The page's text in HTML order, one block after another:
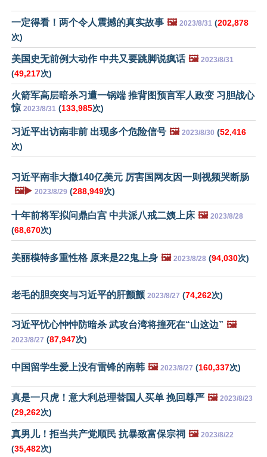
一定得看！两个令人震撼的真实故事 🖼️ 2023/8/31 (202,878
次)
美国史无前例大动作 中共又要跳脚说疯话 🖼️ 2023/8/31
(49,217次)
火箭军高层暗杀习遭一锅端 推背图预言军人政变 习胆战心
惊 2023/8/31 (133,985次)
习近平出访南非前 出现多个危险信号 🖼️ 2023/8/30 (52,416
次)
习近平南非大撒140亿美元 厉害国网友因一则视频哭断肠
🖼️▶️ 2023/8/29 (288,949次)
十年前将军拟问鼎白宫 中共派八戒二姨上床 🖼️ 2023/8/28
(68,670次)
美丽模特多重性格 原来是22鬼上身 🖼️ 2023/8/28 (94,030次)
老毛的胆突突与习近平的肝颤颤 2023/8/27 (74,262次)
习近平忧心忡忡防暗杀 武攻台湾将撞死在“山这边” 🖼️
2023/8/27 (87,947次)
中国留学生爱上没有雷锋的南韩 🖼️ 2023/8/27 (160,337次)
真是一只虎！意大利总理替国人买单 挽回尊严 🖼️ 2023/8/23
(29,262次)
真男儿！拒当共产党顺民 抗暴致富保宗祠 🖼️ 2023/8/22
(35,482次)